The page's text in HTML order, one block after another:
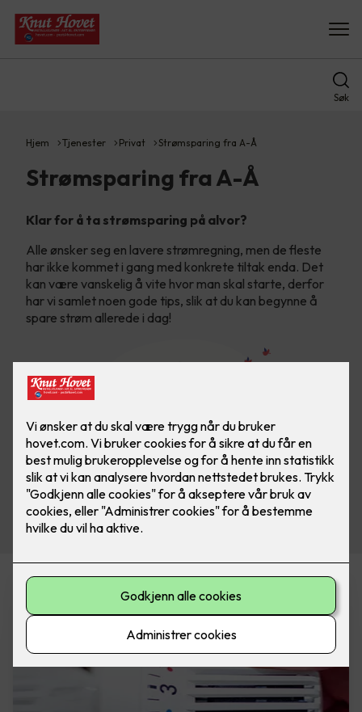
Søk
Hjem Tjenester Privat Strømsparing fra A-Å
Strømsparing fra A-Å
Klar for å ta strømsparing på alvor?
Alle ønsker seg en lavere strømregning, men de fleste
har ikke kommet i gang med konkrete tiltak enda. Det
kan være vanskelig å vite hvor man skal starte, derfor
har vi samlet noen gode tips, slik at du kan begynne å
spare strøm allerede i dag!